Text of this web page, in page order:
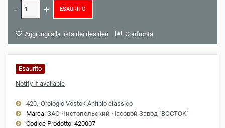
ESAURITO
Aggiungi alla lista dei desideri Confronta
Esaurito
Notify if available
420 Orologio Vostok Anfibio classico
Marca: ЗАО Чистопольский Часовой Завод "ВОСТОК"
Codice Prodotto: 420007